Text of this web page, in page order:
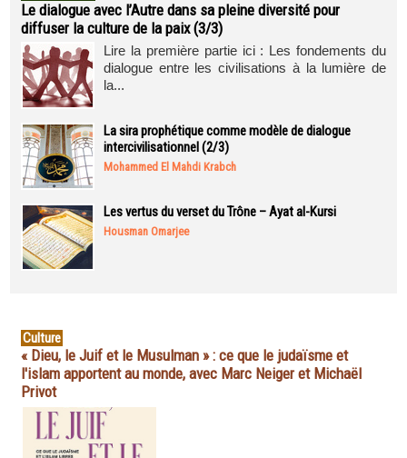
Le dialogue avec l’Autre dans sa pleine diversité pour
diffuser la culture de la paix (3/3)
Lire la première partie ici : Les fondements du
dialogue entre les civilisations à la lumière de
la...
La sira prophétique comme modèle de dialogue
intercivilisationnel (2/3)
Mohammed El Mahdi Krabch
Les vertus du verset du Trône – Ayat al-Kursi
Housman Omarjee
Culture
« Dieu, le Juif et le Musulman » : ce que le judaïsme et
l'islam apportent au monde, avec Marc Neiger et Michaël
Privot